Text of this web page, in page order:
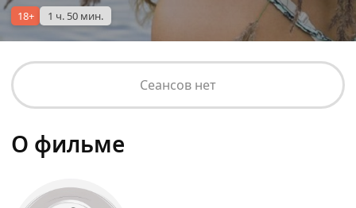
18+ 1 ч. 50 мин.
Сеансов нет
О фильме